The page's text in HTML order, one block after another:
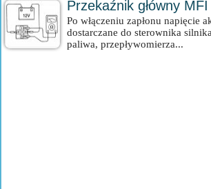
Przekaźnik główny MFI
Po włączeniu zapłonu napięcie
dostarczane do sterownika
paliwa, przepływomierza...